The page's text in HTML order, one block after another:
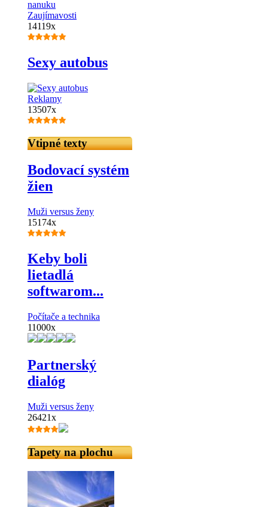
Zaujímavosti
14119x
Sexy autobus
Reklamy
13507x
Vtipné texty
Bodovací systém
žien
Muži versus ženy
15174x
Keby boli
lietadlá
softwarom...
Počítače a technika
11000x
Partnerský
dialóg
Muži versus ženy
26421x
Tapety na plochu